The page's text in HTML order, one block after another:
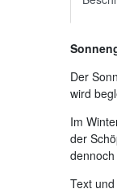
Der
wird
Im
der
Text